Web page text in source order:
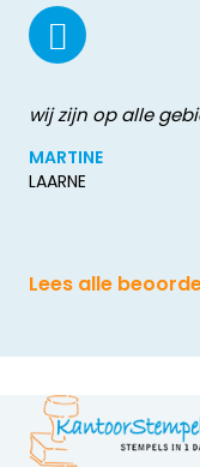
wij zijn op alle
MARTINE
LAARNE
Lees alle